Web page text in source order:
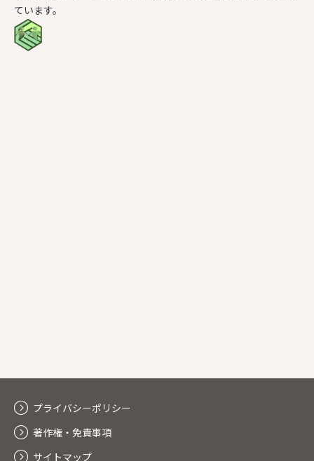
ています。
プライバシーポリシー
著作権・免責事項
サイトマップ